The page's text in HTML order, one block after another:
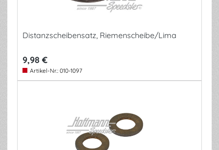
Distanzscheibensatz, Riemenscheibe/Lima
9,98 €
Artikel-Nr.: 010-1097